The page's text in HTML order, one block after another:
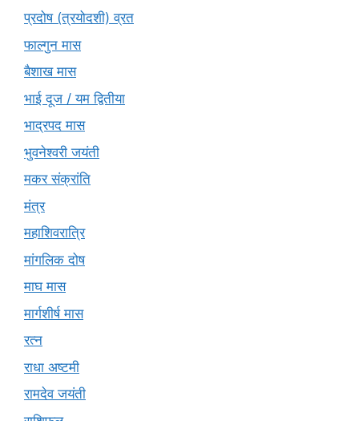
प्रदोष (त्रयोदशी) व्रत
फाल्गुन मास
बैशाख मास
भाई दूज / यम द्वितीया
भाद्रपद मास
भुवनेश्वरी जयंती
मकर संक्रांति
मंत्र
महाशिवरात्रि
मांगलिक दोष
माघ मास
मार्गशीर्ष मास
रत्न
राधा अष्टमी
रामदेव जयंती